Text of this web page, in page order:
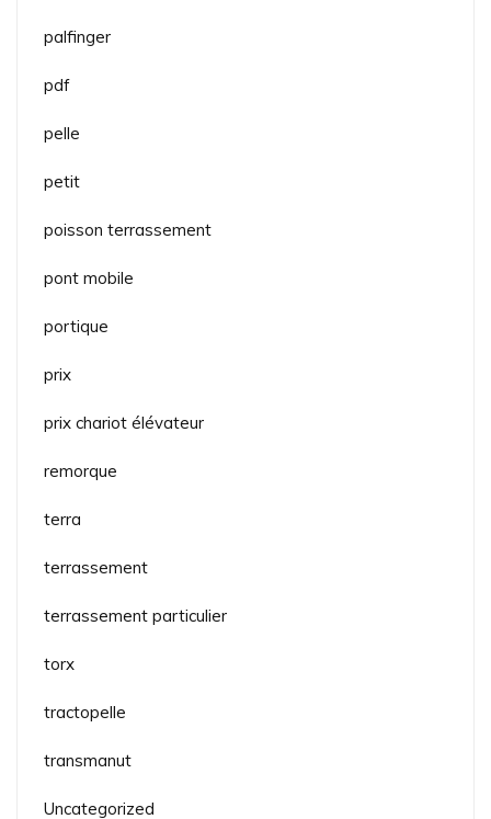
palfinger
pdf
pelle
petit
poisson terrassement
pont mobile
portique
prix
prix chariot élévateur
remorque
terra
terrassement
terrassement particulier
torx
tractopelle
transmanut
Uncategorized